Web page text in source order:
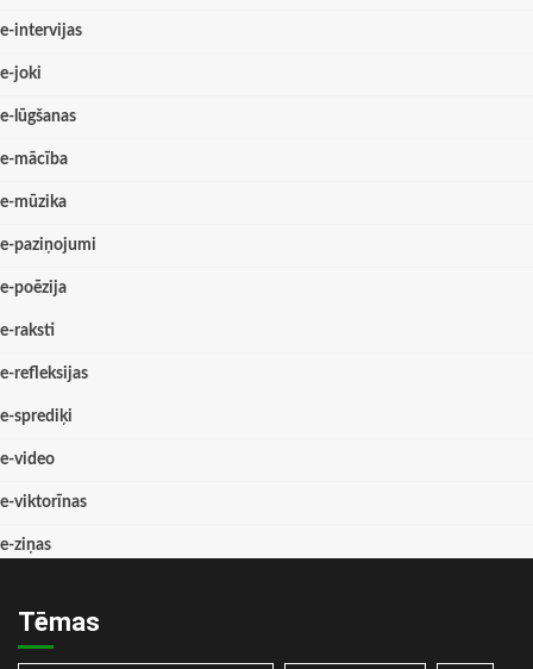
e-intervijas
e-joki
e-lūgšanas
e-mācība
e-mūzika
e-paziņojumi
e-poēzija
e-raksti
e-refleksijas
e-sprediķi
e-video
e-viktorīnas
e-ziņas
Tēmas